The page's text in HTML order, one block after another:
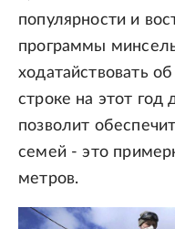
популярности и
программы
ходатайствовать
строке на этот
позволит
семей - это
метров.